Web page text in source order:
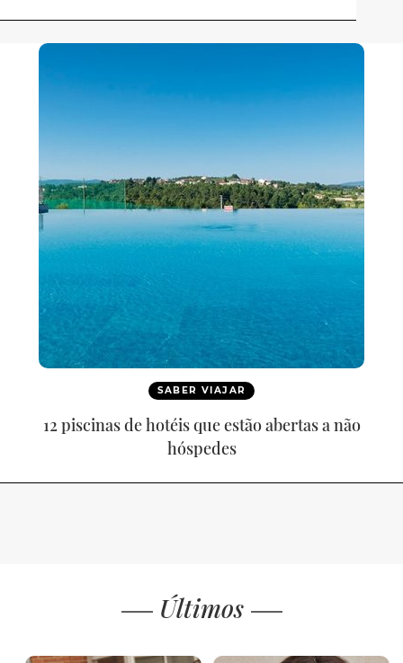
SABER VIAJAR
12 piscinas de hotéis que estão abertas a não
hóspedes
Últimos